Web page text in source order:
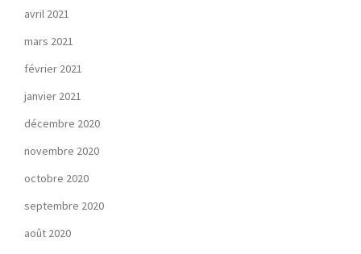
avril 2021
mars 2021
février 2021
janvier 2021
décembre 2020
novembre 2020
octobre 2020
septembre 2020
août 2020